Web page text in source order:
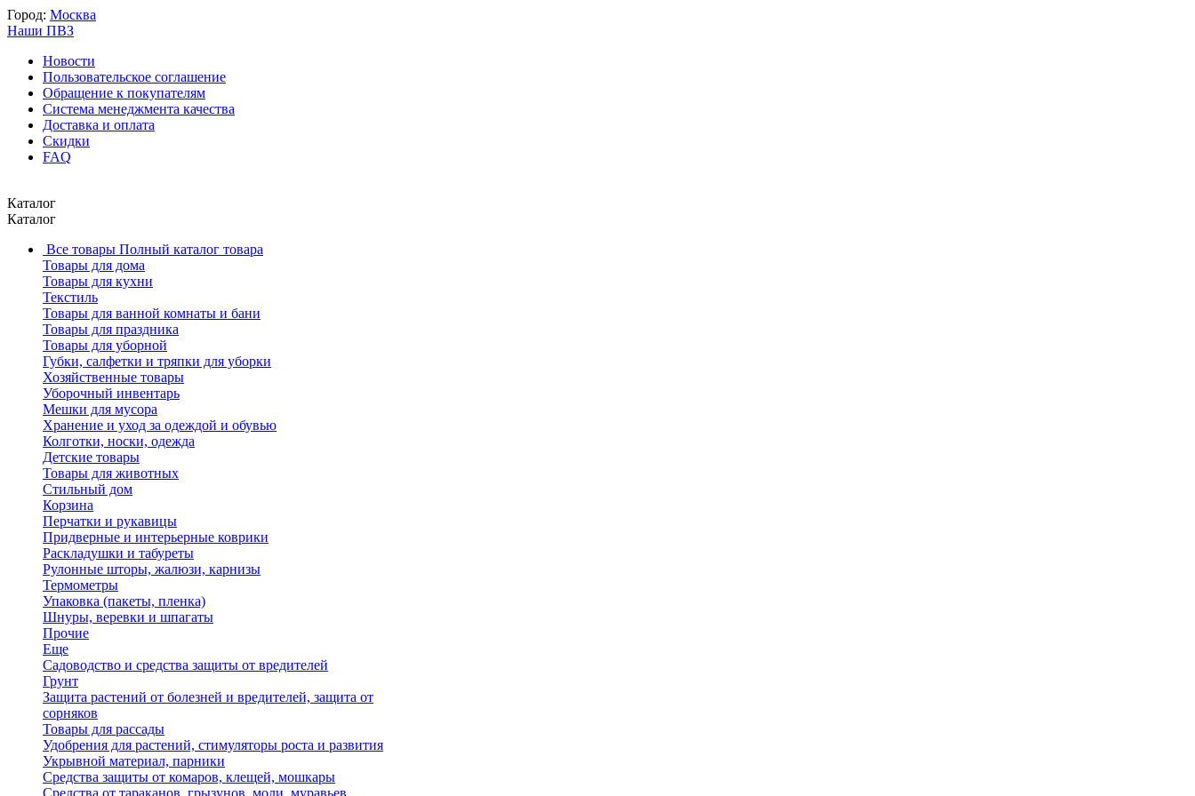
Город: Москва
Наши ПВЗ
Новости
Пользовательское соглашение
Обращение к покупателям
Система менеджмента качества
Доставка и оплата
Скидки
FAQ
Каталог
Каталог
Все товары Полный каталог товара
Товары для дома
Товары для кухни
Текстиль
Товары для ванной комнаты и бани
Товары для праздника
Товары для уборной
Губки, салфетки и тряпки для уборки
Хозяйственные товары
Уборочный инвентарь
Мешки для мусора
Хранение и уход за одеждой и обувью
Колготки, носки, одежда
Детские товары
Товары для животных
Стильный дом
Корзина
Перчатки и рукавицы
Придверные и интерьерные коврики
Раскладушки и табуреты
Рулонные шторы, жалюзи, карнизы
Термометры
Упаковка (пакеты, пленка)
Шнуры, веревки и шпагаты
Прочие
Еще
Садоводство и средства защиты от вредителей
Грунт
Защита растений от болезней и вредителей, защита от
сорняков
Товары для рассады
Удобрения для растений, стимуляторы роста и развития
Укрывной материал, парники
Средства защиты от комаров, клещей, мошкары
Средства от тараканов, грызунов, моли, муравьев